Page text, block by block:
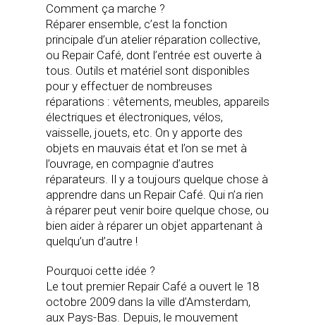
Comment ça marche ?
Réparer ensemble, c’est la fonction
principale d’un atelier réparation collective,
ou Repair Café, dont l’entrée est ouverte à
tous. Outils et matériel sont disponibles
pour y effectuer de nombreuses
réparations : vêtements, meubles, appareils
électriques et électroniques, vélos,
vaisselle, jouets, etc. On y apporte des
objets en mauvais état et l’on se met à
l’ouvrage, en compagnie d’autres
réparateurs. Il y a toujours quelque chose à
apprendre dans un Repair Café. Qui n’a rien
à réparer peut venir boire quelque chose, ou
bien aider à réparer un objet appartenant à
quelqu’un d’autre !
Pourquoi cette idée ?
Le tout premier Repair Café a ouvert le 18
octobre 2009 dans la ville d’Amsterdam,
aux Pays-Bas. Depuis, le mouvement